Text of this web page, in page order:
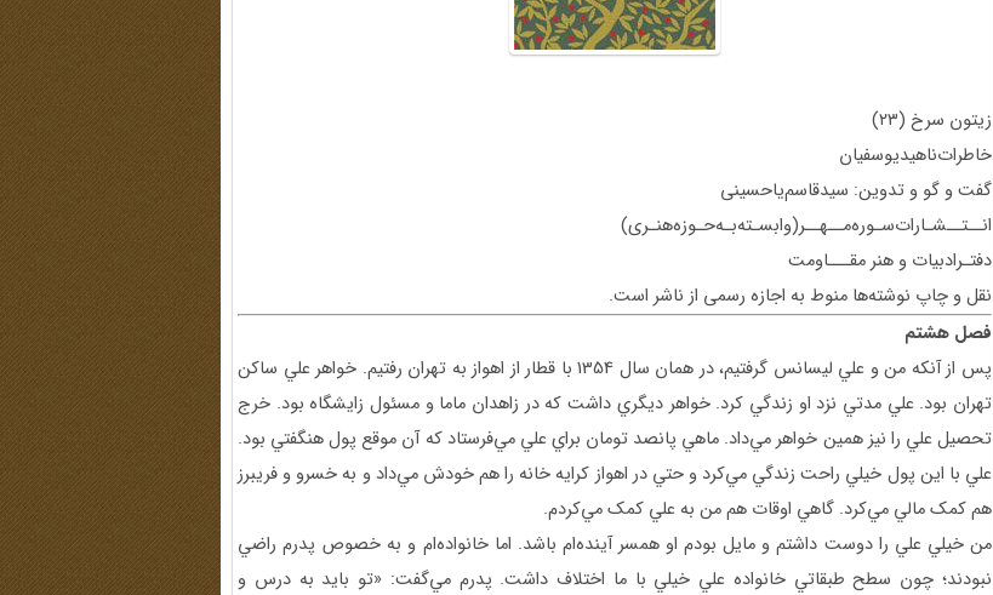
زیتون سرخ (۲۳)
خاطرات‌ناهید‌یوسفیان
گفت و گو و تدوین: سیدقاسم‌یاحسینی
انــتــشـارات‌سـوره‌مــهــر(وابسـته‌بـه‌حـوزه‌هنـری)
دفتـرادبیات و هنر مقـــاومت
نقل و چاپ نوشته‌ها منوط به اجازه رسمی از ناشر است.
فصل هشتم
پس از آنکه من و علي ليسانس گرفتيم، در همان سال 1354 با قطار از اهواز به تهران رفتيم. خواهر علي ساکن
تهران بود. علي مدتي نزد او زندگي کرد. خواهر ديگري داشت که در زاهدان ماما و مسئول زايشگاه بود. خرج
تحصيل علي را نيز همين خواهر مي‌داد. ماهي پانصد تومان براي علي مي‌فرستاد که آن موقع پول هنگفتي بود.
علي با اين پول خيلي راحت زندگي مي‌کرد و حتي در اهواز کرايه خانه را هم خودش مي‌داد و به خسرو و فريبرز
هم کمک مالي مي‌کرد. گاهي اوقات هم من به علي کمک مي‌کردم.
من خيلي علي را دوست داشتم و مايل بودم او همسر آينده‌ام باشد. اما خانواده‌ام و به خصوص پدرم راضي
نبودند؛ چون سطح طبقاتي خانواده علي خيلي با ما اختلاف داشت. پدرم مي‌گفت: «تو بايد به درس و